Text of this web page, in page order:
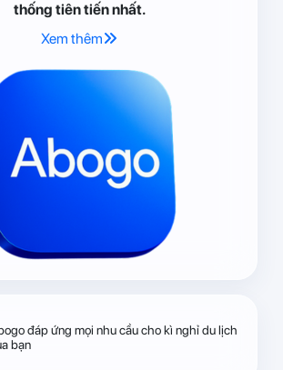
thống tiên tiến nhất.
Xem thêm
đáp ứng mọi nhu cầu cho kì nghỉ du lịch
bạn